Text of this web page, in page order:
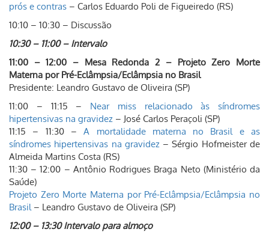
prós e contras – Carlos Eduardo Poli de Figueiredo (RS)
10:10 – 10:30 – Discussão
10:30 – 11:00 – Intervalo
11:00 – 12:00 – Mesa Redonda 2 – Projeto Zero Morte
Materna por Pré-Eclâmpsia/Eclâmpsia no Brasil
Presidente: Leandro Gustavo de Oliveira (SP)
11:00 – 11:15 – Near miss relacionado às síndromes
hipertensivas na gravidez – José Carlos Peraçoli (SP)
11:15 – 11:30 –A mortalidade materna no Brasil e as
síndromes hipertensivas na gravidez– Sérgio Hofmeister de
Almeida Martins Costa (RS)
11:30 – 12:00 – Antônio Rodrigues Braga Neto (Ministério da
Saúde)
Projeto Zero Morte Materna por Pré-Eclâmpsia/Eclâmpsia no
Brasil– Leandro Gustavo de Oliveira (SP)
12:00 – 13:30 Intervalo para almoço